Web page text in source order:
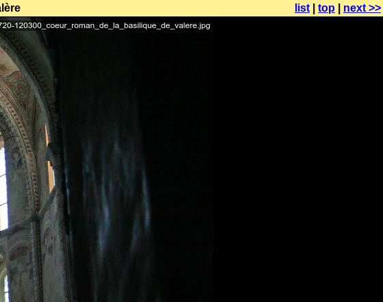
list top next >>